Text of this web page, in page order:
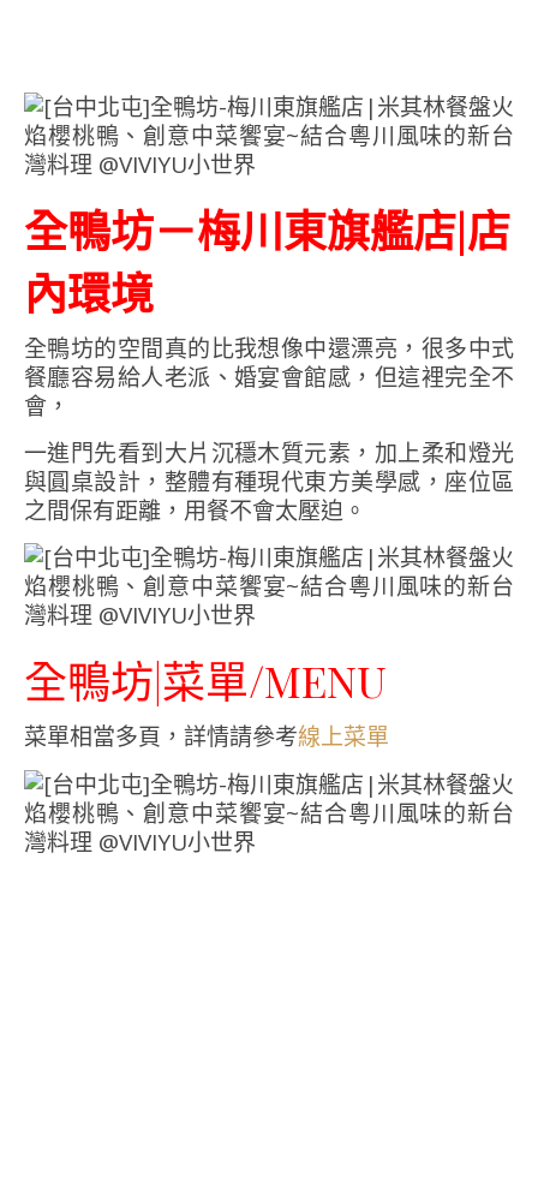
全鴨坊－梅川東旗艦店|店
內環境
全鴨坊的空間真的比我想像中還漂亮，很多中式
餐廳容易給人老派、婚宴會館感，但這裡完全不
會，
一進門先看到大片沉穩木質元素，加上柔和燈光
與圓桌設計，整體有種現代東方美學感，座位區
之間保有距離，用餐不會太壓迫。
全鴨坊|菜單/MENU
菜單相當多頁，詳情請參考線上菜單